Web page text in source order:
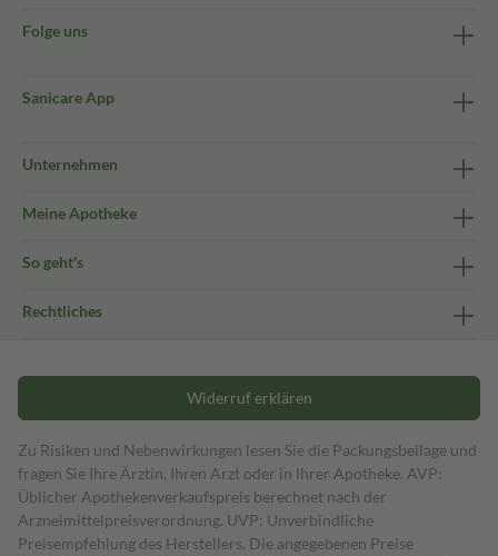
Folge uns
Sanicare App
Unternehmen
Meine Apotheke
So geht's
Rechtliches
Widerruf erklären
Zu Risiken und Nebenwirkungen lesen Sie die Packungsbeilage und
fragen Sie Ihre Ärztin, Ihren Arzt oder in Ihrer Apotheke. AVP:
Üblicher Apothekenverkaufspreis berechnet nach der
Arzneimittelpreisverordnung. UVP: Unverbindliche
Preisempfehlung des Herstellers. Die angegebenen Preise